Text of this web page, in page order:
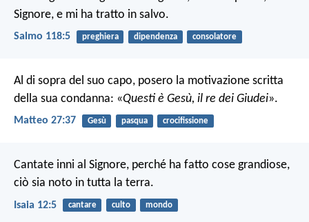
Signore, e mi ha tratto in salvo.
Salmo 118:5 preghiera dipendenza consolatore
Al di sopra del suo capo, posero la motivazione scritta
della sua condanna: «Questi è Gesù, il re dei Giudei».
Matteo 27:37 Gesù pasqua crocifissione
Cantate inni al Signore, perché ha fatto cose grandiose,
ciò sia noto in tutta la terra.
Isaia 12:5 cantare culto mondo